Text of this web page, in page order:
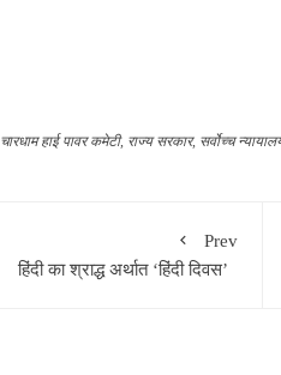
चारधाम हाई पावर कमेटी, राज्य सरकार, सर्वोच्च
Prev
हिंदी का श्राद्ध अर्थात ‘हिंदी दिवस’